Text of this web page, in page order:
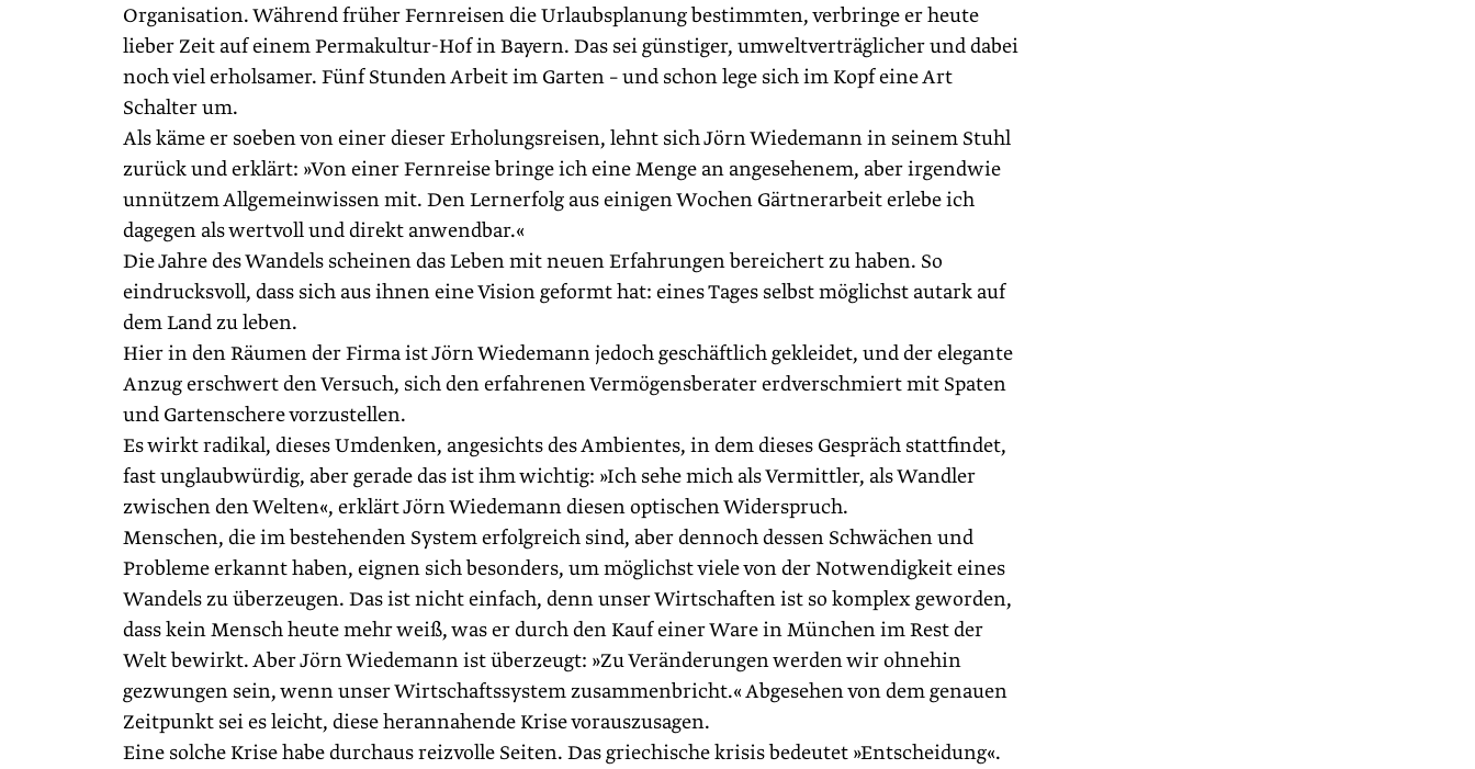
Organisation. Während früher Fernreisen die Urlaubsplanung bestimmten, verbringe er heute
lieber Zeit auf einem Permakultur-Hof in Bayern. Das sei günstiger, umweltverträglicher und dabei
noch viel erholsamer. Fünf Stunden Arbeit im Garten – und schon lege sich im Kopf eine Art
Schalter um.
Als käme er soeben von einer dieser Erholungsreisen, lehnt sich Jörn Wiedemann in seinem Stuhl
zurück und erklärt: »Von einer Fernreise bringe ich eine Menge an angesehenem, aber irgendwie
unnützem Allgemeinwissen mit. Den Lernerfolg aus einigen Wochen Gärtnerarbeit erlebe ich
dagegen als wertvoll und direkt anwendbar.«
Die Jahre des Wandels scheinen das Leben mit neuen Erfahrungen bereichert zu haben. So
eindrucksvoll, dass sich aus ihnen eine Vision geformt hat: eines Tages selbst möglichst autark auf
dem Land zu leben.
Hier in den Räumen der Firma ist Jörn Wiedemann jedoch geschäftlich gekleidet, und der elegante
Anzug erschwert den Versuch, sich den erfahrenen Vermögensberater erdverschmiert mit Spaten
und Gartenschere vorzustellen.
Es wirkt radikal, dieses Umdenken, angesichts des Ambientes, in dem dieses Gespräch stattfindet,
fast unglaubwürdig, aber gerade das ist ihm wichtig: »Ich sehe mich als Vermittler, als Wandler
zwischen den Welten«, erklärt Jörn Wiedemann diesen optischen Widerspruch.
Menschen, die im bestehenden System erfolgreich sind, aber dennoch dessen Schwächen und
Probleme erkannt haben, eignen sich besonders, um möglichst viele von der Notwendigkeit eines
Wandels zu überzeugen. Das ist nicht einfach, denn unser Wirtschaften ist so komplex geworden,
dass kein Mensch heute mehr weiß, was er durch den Kauf einer Ware in München im Rest der
Welt bewirkt. Aber Jörn Wiedemann ist überzeugt: »Zu Veränderungen werden wir ohnehin
gezwungen sein, wenn unser Wirtschaftssystem zusammenbricht.« Abgesehen von dem genauen
Zeitpunkt sei es leicht, diese herannahende Krise vorauszusagen.
Eine solche Krise habe durchaus reizvolle Seiten. Das griechische krisis bedeutet »Entscheidung«.